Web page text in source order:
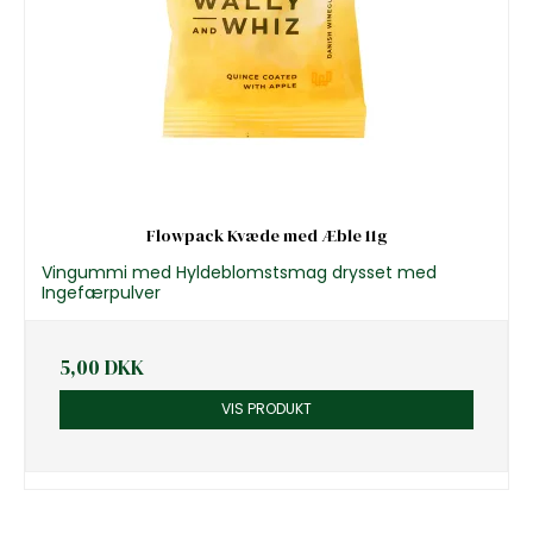
Flowpack Kvæde med Æble 11g
Vingummi med Hyldeblomstsmag drysset med
Ingefærpulver
5,00 DKK
VIS PRODUKT